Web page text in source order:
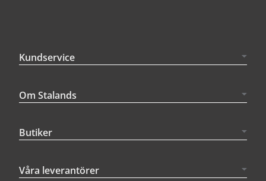
Kundservice
Om Stalands
Butiker
Våra leverantörer